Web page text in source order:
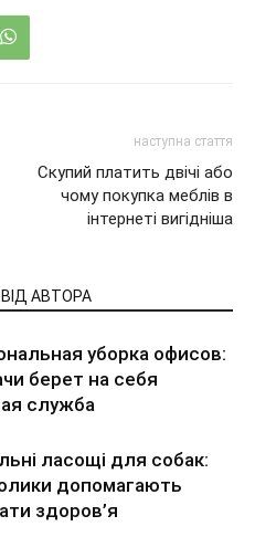
наступна стаття
Скупий платить двічі або
чому покупка меблів в
інтернеті вигідніша
АВТОРА
уборка офисов:
берет на себя
служба
ласощі для собак:
допомагають
здоров’я